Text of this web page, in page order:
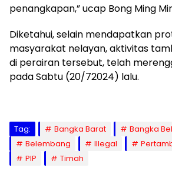
penangkapan,” ucap Bong Ming
Diketahui, selain mendapatkan
masyarakat nelayan, aktivitas
di perairan tersebut, telah
pada Sabtu (20/72024) lalu.
Tag: Bangka Barat
Bangka
Belembang
Illegal
PIP
Timah